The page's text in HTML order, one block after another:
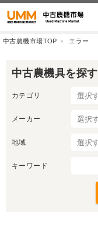
中古農機市場TOP エラー
中古農機具を探す
カテゴリ
メーカー
地域
キーワード